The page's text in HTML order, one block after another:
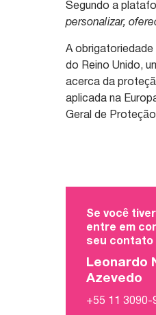
Segundo a
personalizar,
A
do Reino Unido,
acerca da
aplicada na
Geral de
Se você
entre em
seu contato
Leonardo
Azevedo
+55 11 3090-